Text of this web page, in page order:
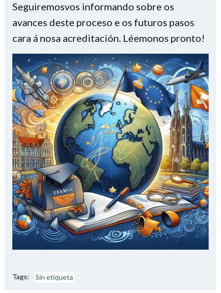
Seguiremosvos informando sobre os
avances deste proceso e os futuros pasos
cara á nosa acreditación. Léemonos pronto!
Tags: Sin etiqueta